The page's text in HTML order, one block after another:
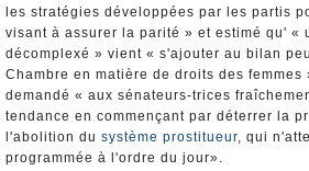
les stratégies développées par les partis
visant à assurer la parité » et estimé qu' «
décomplexé » vient « s'ajouter au bilan
Chambre en matière de droits des femmes
demandé « aux sénateurs-trices
tendance en commençant par déterrer la
l'abolition du système prostitueur, qui
programmée à l'ordre du jour».